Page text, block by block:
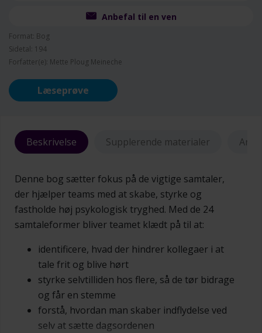
Anbefal til en ven
Format: Bog
Sidetal: 194
Forfatter(e): Mette Ploug Meineche
Læseprøve
Beskrivelse Supplerende materialer
Denne bog sætter fokus på de vigtige samtaler,
der hjælper teams med at skabe, styrke og
fastholde høj psykologisk tryghed. Med de 24
samtaleformer bliver teamet klædt på til at:
identificere, hvad der hindrer kollegaer i at
tale frit og blive hørt
styrke selvtilliden hos flere, så de tør bidrage
og får en stemme
forstå, hvordan man skaber indflydelse ved
selv at sætte dagsordenen